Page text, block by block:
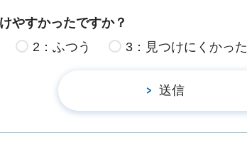
やすかったですか？
2：ふつう 3：見つけにくかった